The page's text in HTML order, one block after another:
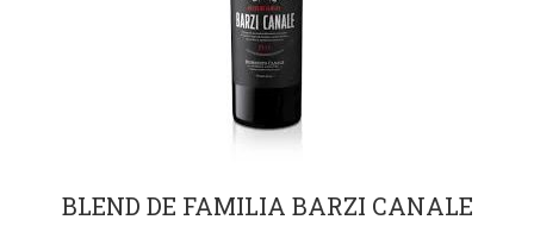
BLEND DE FAMILIA BARZI CANALE